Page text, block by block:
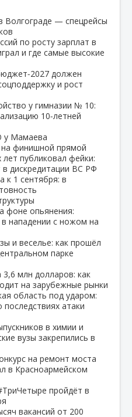
Волгограде — спецрейсы
по росту зарплат в
и где самые высокие
должен
и рост
у гимназии № 10:
10‑летней
у Мамаева
финишной прямой
лет публиковал фейки:
дискредитации ВС РФ
к 1 сентября: в
фоне опьянения:
нападении с ножом на
и веселье: как прошёл
парке
3,6 млн долларов: как
на зарубежные рынки
область под ударом:
атаки
в химии и
вузы закрепились в
на ремонт моста
в Красноармейском
пройдёт в
вакансий от 200